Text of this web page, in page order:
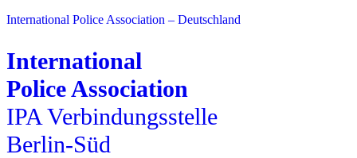
International Police Association – Deutschland
International
Police Association
IPA Verbindungsstelle
Berlin-Süd